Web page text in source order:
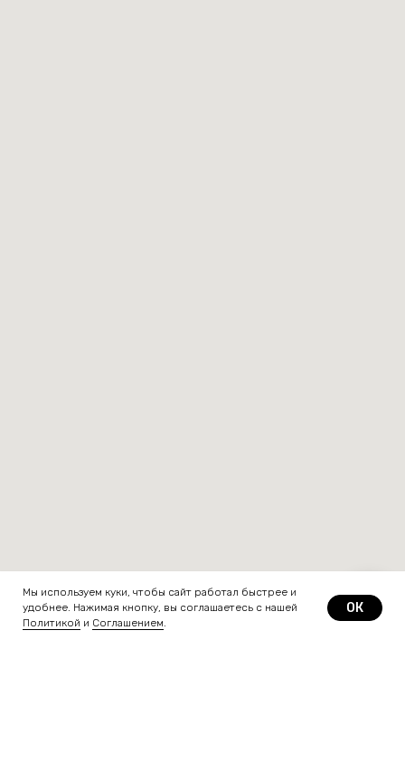
Мы используем куки, чтобы сайт работал быстрее и
удобнее. Нажимая кнопку, вы соглашаетесь с нашей
Политикой и Соглашением.
ОК